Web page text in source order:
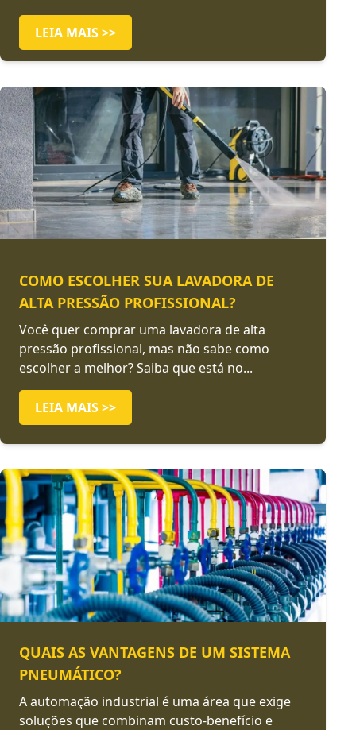
LEIA MAIS >>
COMO ESCOLHER SUA LAVADORA DE
ALTA PRESSÃO PROFISSIONAL?
Você quer comprar uma lavadora de alta
pressão profissional, mas não sabe como
escolher a melhor? Saiba que está no...
LEIA MAIS >>
QUAIS AS VANTAGENS DE UM SISTEMA
PNEUMÁTICO?
A automação industrial é uma área que exige
soluções que combinam custo-benefício e